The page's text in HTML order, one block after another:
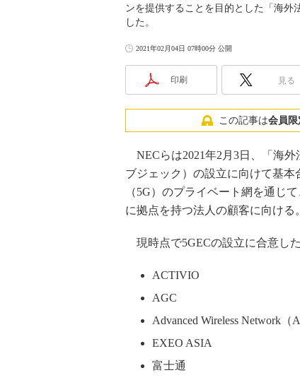
ンを提供することを目的とした「海外
した。
2021年02月04日 07時00分 公開
印刷 見る
この記事は会員限
NECらは2021年2月3日、「海外
ブジェック）の設立に向けて基本
（5G）のプライベート網を通じ
に拠点を持つ法人の顧客に向ける。
現時点で5GECの設立に合意し
ACTIVIO
AGC
Advanced Wireless Network（
EXEO ASIA
富士通